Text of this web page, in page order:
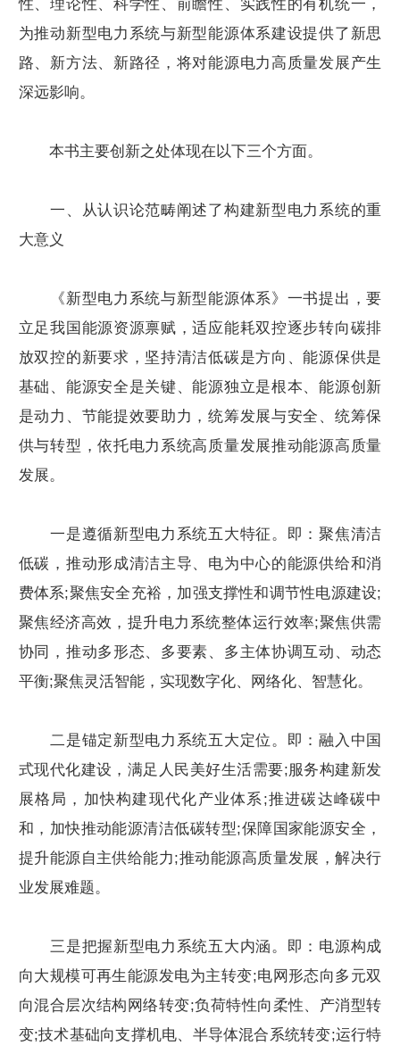
性、理论性、科学性、前瞻性、实践性的有机统一，
为推动新型电力系统与新型能源体系建设提供了新思
路、新方法、新路径，将对能源电力高质量发展产生
深远影响。
本书主要创新之处体现在以下三个方面。
一、从认识论范畴阐述了构建新型电力系统的重
大意义
《新型电力系统与新型能源体系》一书提出，要
立足我国能源资源禀赋，适应能耗双控逐步转向碳排
放双控的新要求，坚持清洁低碳是方向、能源保供是
基础、能源安全是关键、能源独立是根本、能源创新
是动力、节能提效要助力，统筹发展与安全、统筹保
供与转型，依托电力系统高质量发展推动能源高质量
发展。
一是遵循新型电力系统五大特征。即：聚焦清洁
低碳，推动形成清洁主导、电为中心的能源供给和消
费体系;聚焦安全充裕，加强支撑性和调节性电源建设;
聚焦经济高效，提升电力系统整体运行效率;聚焦供需
协同，推动多形态、多要素、多主体协调互动、动态
平衡;聚焦灵活智能，实现数字化、网络化、智慧化。
二是锚定新型电力系统五大定位。即：融入中国
式现代化建设，满足人民美好生活需要;服务构建新发
展格局，加快构建现代化产业体系;推进碳达峰碳中
和，加快推动能源清洁低碳转型;保障国家能源安全，
提升能源自主供给能力;推动能源高质量发展，解决行
业发展难题。
三是把握新型电力系统五大内涵。即：电源构成
向大规模可再生能源发电为主转变;电网形态向多元双
向混合层次结构网络转变;负荷特性向柔性、产消型转
变;技术基础向支撑机电、半导体混合系统转变;运行特